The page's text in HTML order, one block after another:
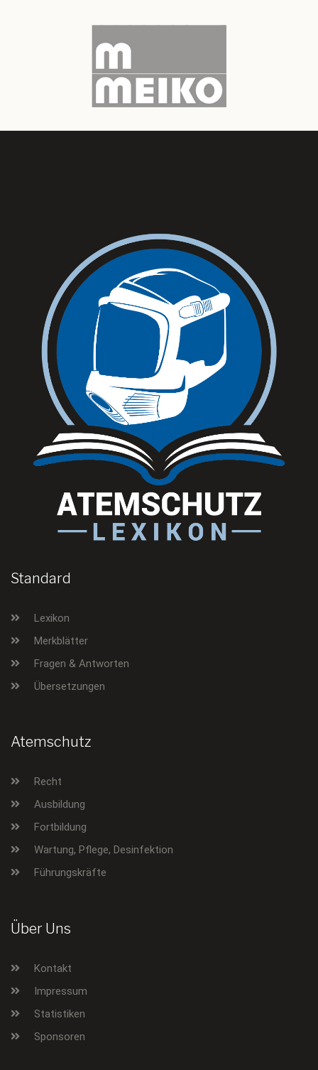
Standard
Lexikon
Merkblätter
Fragen & Antworten
Übersetzungen
Atemschutz
Recht
Ausbildung
Fortbildung
Wartung, Pflege, Desinfektion
Führungskräfte
Über Uns
Kontakt
Impressum
Statistiken
Sponsoren